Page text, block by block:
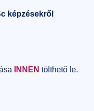
képzésekről
INNEN tölthető le.